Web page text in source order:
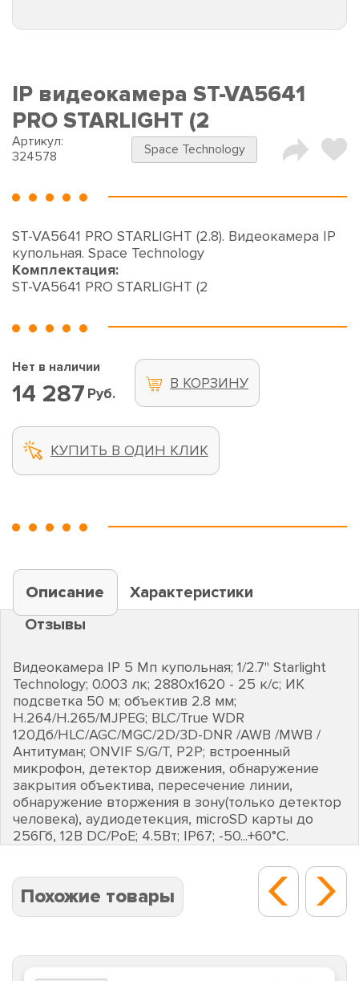
IP видеокамера ST-VA5641
PRO STARLIGHT (2
Артикул:
324578
Space Technology
ST-VA5641 PRO STARLIGHT (2.8). Видеокамера IP
купольная. Space Technology
Комплектация:
ST-VA5641 PRO STARLIGHT (2
Нет в наличии
14 287 Руб.
В КОРЗИНУ
КУПИТЬ В ОДИН КЛИК
Описание
Характеристики
Отзывы
Видеокамера IP 5 Мп купольная; 1/2.7" Starlight
Technology; 0.003 лк; 2880х1620 - 25 к/с; ИК
подсветка 50 м; объектив 2.8 мм;
H.264/H.265/MJPEG; BLC/True WDR
120Дб/HLC/AGC/MGC/2D/3D-DNR /AWB /MWB /
Антитуман; ONVIF S/G/T, P2P; встроенный
микрофон, детектор движения, обнаружение
закрытия объектива, пересечение линии,
обнаружение вторжения в зону(только детектор
человека), аудиодетекция, microSD карты до
256Гб, 12В DC/PoE; 4.5Вт; IP67; -50...+60°C.
Похожие товары